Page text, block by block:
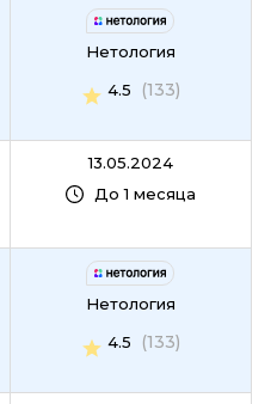
Нетология
4.5
(133)
13.05.2024
До 1 месяца
Нетология
4.5
(133)